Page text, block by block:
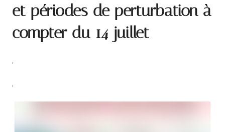
et périodes de perturbation à
compter du 14 juillet
.
.